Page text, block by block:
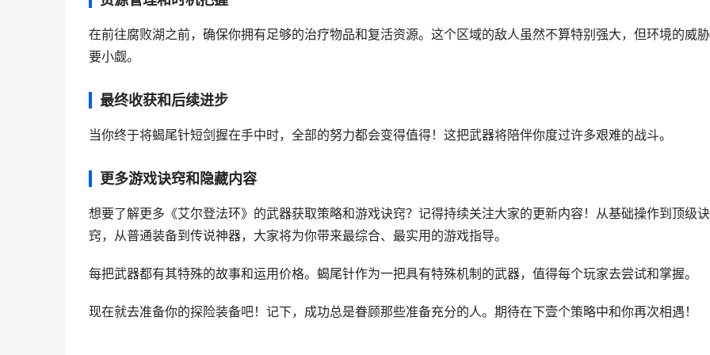
在前往腐败湖之前，确保你拥有足够的治疗物品和复活资源。这个区域的敌人虽然不算特别强大，但环境的威
要小觑。
最终收获和后续进步
当你终于将蝎尾针短剑握在手中时，全部的努力都会变得值得！这把武器将陪伴你度过许多艰难的战斗。
更多游戏诀窍和隐藏内容
想要了解更多《艾尔登法环》的武器获取策略和游戏诀窍？记得持续关注大家的更新内容！从基础操作到顶级诀
窍，从普通装备到传说神器，大家将为你带来最综合、最实用的游戏指导。
每把武器都有其特殊的故事和运用价格。蝎尾针作为一把具有特殊机制的武器，值得每个玩家去尝试和掌握。
现在就去准备你的探险装备吧！记下，成功总是眷顾那些准备充分的人。期待在下壹个策略中和你再次相遇！